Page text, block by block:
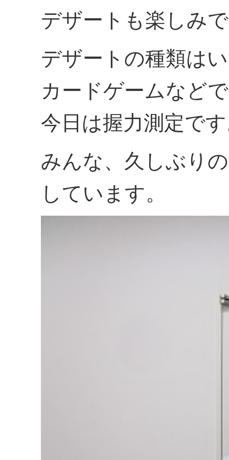
デザートも楽しみ
デザートの種類は
カードゲームなど
今日は握力測定で
みんな、久しぶり
しています。